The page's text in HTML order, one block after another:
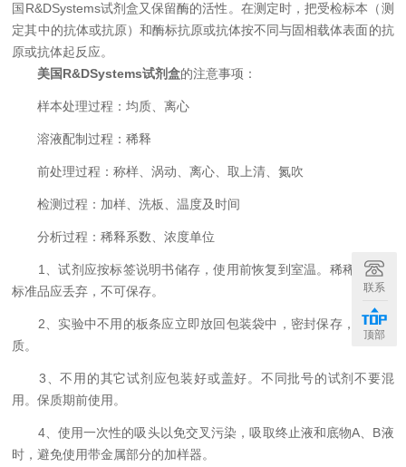
国R&DSystems试剂盒又保留酶的活性。在测定时，把受检标本（测
定其中的抗体或抗原）和酶标抗原或抗体按不同与固相载体表面的抗
原或抗体起反应。
美国R&DSystems试剂盒的注意事项：
样本处理过程：均质、离心
溶液配制过程：稀释
前处理过程：称样、涡动、离心、取上清、氮吹
检测过程：加样、洗板、温度及时间
分析过程：稀释系数、浓度单位
1、试剂应按标签说明书储存，使用前恢复到室温。稀稀过后的
标准品应丢弃，不可保存。
2、实验中不用的板条应立即放回包装袋中，密封保存，以免变
质。
3、不用的其它试剂应包装好或盖好。不同批号的试剂不要混
用。保质期前使用。
4、使用一次性的吸头以免交叉污染，吸取终止液和底物A、B液
时，避免使用带金属部分的加样器。
联系
顶部